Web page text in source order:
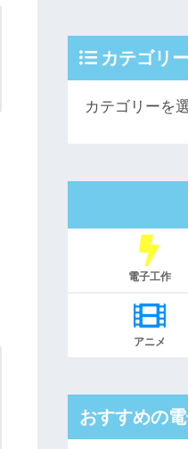
カテゴリー
電子工作
アニメ
おすすめの